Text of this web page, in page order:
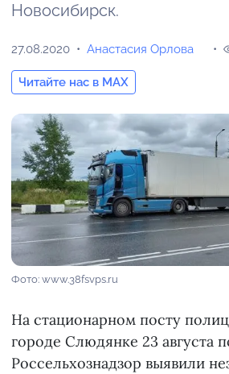
Новосибирск.
27.08.2020 Анастасия Орлова
Читайте нас в MAX
Фото: www.38fsvps.ru
На стационарном посту
городе Слюдянке 23 августа
Россельхознадзор выявили